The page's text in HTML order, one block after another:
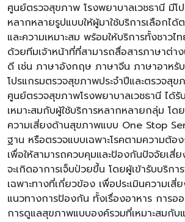
ศูนย์ตรวจสุขภาพ โรงพยาบาลเวชธานี มีโ
หลากหลายรูปแบบให้ผู้มาใช้บริการเลือกไ
และความเหมาะสม พร้อมให้บริการทั้งชาวไ
ด้วยทีมเจ้าหน้าที่ที่สามารถสื่อสารภาษาต่าง
ดี เช่น ภาษาอังกฤษ ภาษาจีน ภาษาอาหรั
โปรแกรมตรวจสุขภาพประจำปีและตรวจสุข
ศูนย์ตรวจสุขภาพโรงพยาบาลเวชธานี ได้รั
เหมาะสมกับผู้ใช้บริการหลากหลายกลุ่ม โด
ความเสี่ยงด้านสุขภาพแบบ One Stop
ฐาน หรือตรวจแบบเฉพาะโรคตามความต้อ
เพื่อให้สามารถควบคุมและป้องกันปัจจัยเสี่
จะเกิดอาการเจ็บป่วยขึ้น โดยผู้เข้ารับบริกา
เฉพาะทางที่เกี่ยวข้อง เพื่อประเมินความเสี่
แนวทางการป้องกัน ทั้งเรื่องอาหาร การอ
การดูแลสุขภาพแบบองค์รวมที่เหมาะสมกับ